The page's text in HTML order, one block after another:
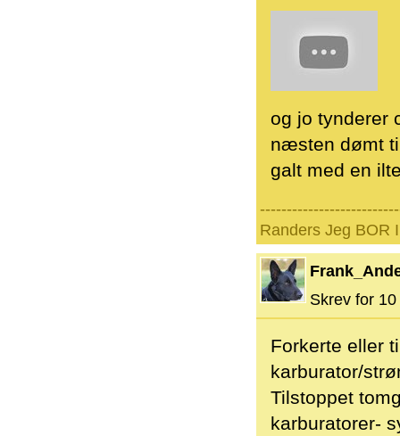
og jo tynderer
næsten dømt
galt med en
Randers Jeg BOR
Skrev for
Forkerte eller
karburator/
Tilstoppet
karburatorer-